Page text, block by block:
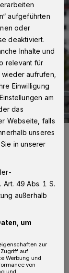
Wuppertal.
SPD zum
unter
bessere
im
aufgeführten
oder
deaktiviert.
Inhalte und
relevant für
aufrufen,
Einwilligung
am
das
Webseite, falls
unseres
in unserer
49 Abs. 1 S.
außerhalb
um
zur
auf
Werbung und
von